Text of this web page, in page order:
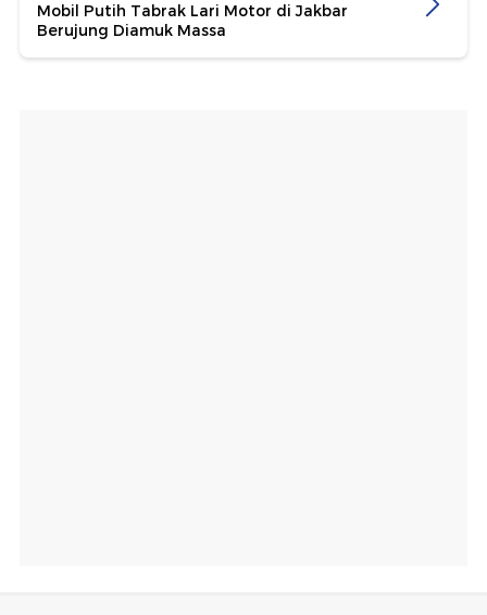
Mobil Putih Tabrak Lari Motor di Jakbar
Berujung Diamuk Massa